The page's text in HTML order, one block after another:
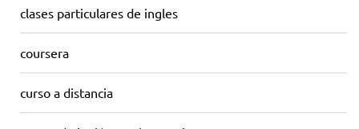
clases particulares de ingles
coursera
curso a distancia